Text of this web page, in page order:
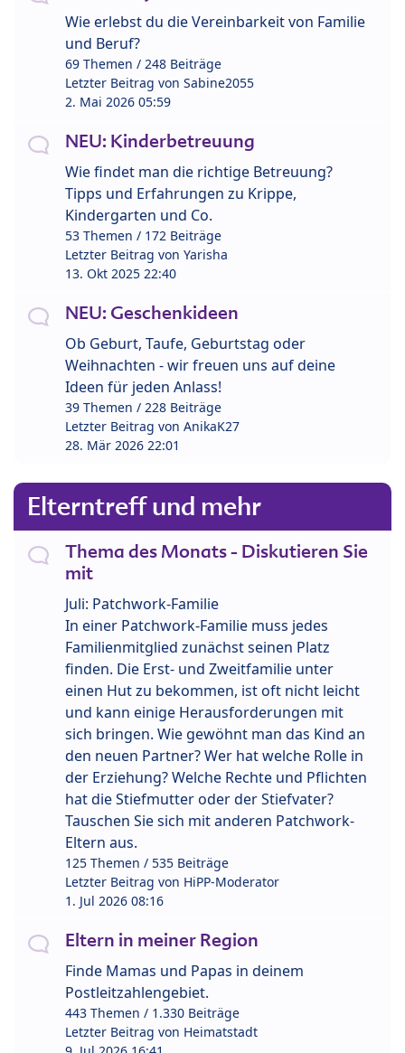
Wie erlebst du die Vereinbarkeit von Familie
und Beruf?
69 Themen / 248 Beiträge
Letzter Beitrag von Sabine2055
2. Mai 2026 05:59
NEU: Kinderbetreuung
Wie findet man die richtige Betreuung?
Tipps und Erfahrungen zu Krippe,
Kindergarten und Co.
53 Themen / 172 Beiträge
Letzter Beitrag von Yarisha
13. Okt 2025 22:40
NEU: Geschenkideen
Ob Geburt, Taufe, Geburtstag oder
Weihnachten - wir freuen uns auf deine
Ideen für jeden Anlass!
39 Themen / 228 Beiträge
Letzter Beitrag von AnikaK27
28. Mär 2026 22:01
Elterntreff und mehr
Thema des Monats - Diskutieren Sie
mit
Juli: Patchwork-Familie
In einer Patchwork-Familie muss jedes
Familienmitglied zunächst seinen Platz
finden. Die Erst- und Zweitfamilie unter
einen Hut zu bekommen, ist oft nicht leicht
und kann einige Herausforderungen mit
sich bringen. Wie gewöhnt man das Kind an
den neuen Partner? Wer hat welche Rolle in
der Erziehung? Welche Rechte und Pflichten
hat die Stiefmutter oder der Stiefvater?
Tauschen Sie sich mit anderen Patchwork-
Eltern aus.
125 Themen / 535 Beiträge
Letzter Beitrag von HiPP-Moderator
1. Jul 2026 08:16
Eltern in meiner Region
Finde Mamas und Papas in deinem
Postleitzahlengebiet.
443 Themen / 1.330 Beiträge
Letzter Beitrag von Heimatstadt